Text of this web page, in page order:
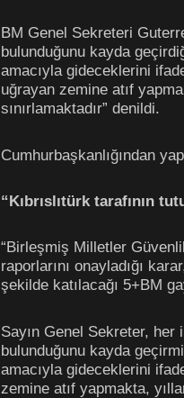
BM Genel Sekreteri
bulunduğunu kayda
amacıyla gideceklerini
uğrayan zemine atıf
sınırlamaktadır” denildi.
Cumhurbaşkanlığından
“Kıbrıslıtürk tarafının
“Birleşmiş Milletler
raporlarını onayladığı
şekilde katılacağı 5+BM
Sayın Genel Sekreter, her
bulunduğunu kayda
amacıyla gideceklerini
zemine atıf yapmakta,